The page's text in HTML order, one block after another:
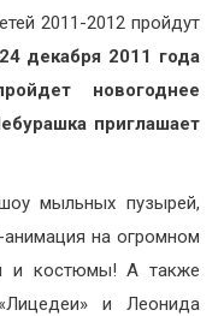
2011-2012 пройдут
декабря 2011 года
новогоднее
приглашает
мыльных пузырей,
анимация на огромном
и костюмы! А также
и Леонида